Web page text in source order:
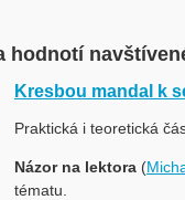
hodnotí
Kresbou mandal k
Praktická i teoretická
Názor na lektora (
tématu.